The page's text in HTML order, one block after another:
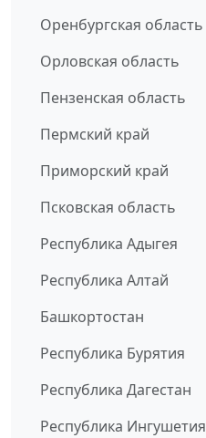
Оренбургская область
Орловская область
Пензенская область
Пермский край
Приморский край
Псковская область
Республика Адыгея
Республика Алтай
Башкортостан
Республика Бурятия
Республика Дагестан
Республика Ингушетия